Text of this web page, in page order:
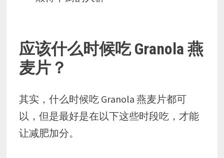
应该什么时候吃 Granola 燕
麦片？
其实，什么时候吃 Granola 燕麦片都可
以，但是最好是在以下这些时段吃，才能
让减肥加分。